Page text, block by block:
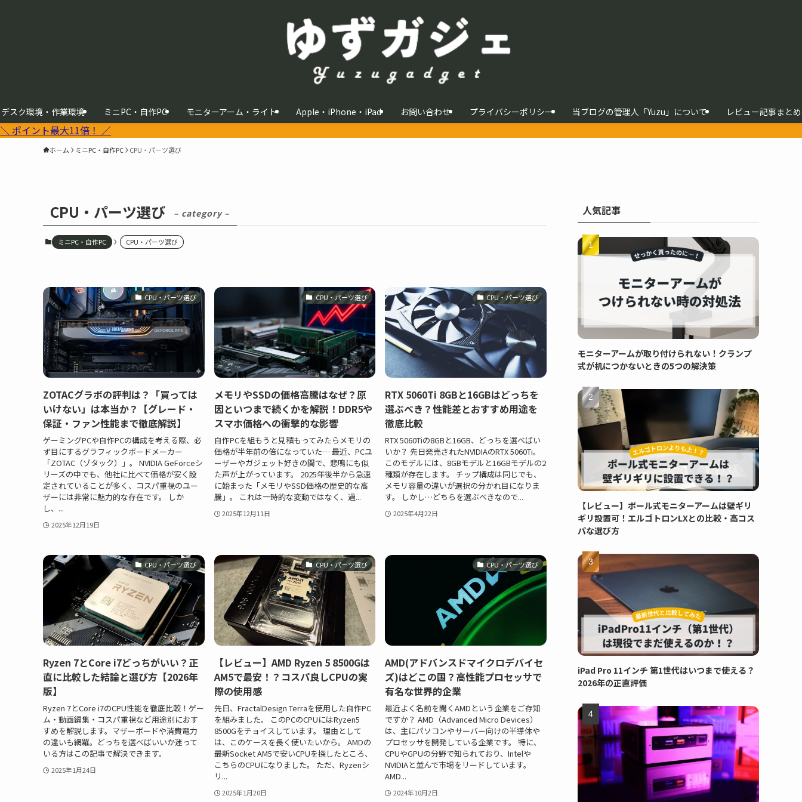
デスク環境・作業環境 ミニPC・自作PC モニターアーム・ライト Apple・iPhone・iPad お問い合わせ プライバシーポリシー 当ブログの管理人「Yuzu」について レビュー記事まとめ
＼ ポイント最大11倍！ ／
ホーム ミニPC・自作PC CPU・パーツ選び
CPU・パーツ選び – category –
ミニPC・自作PC CPU・パーツ選び
CPU・パーツ選び
ZOTACグラボの評判は？「買っては
いけない」は本当か？【グレード・
保証・ファン性能まで徹底解説】
ゲーミングPCや自作PCの構成を考える際、必
ず目にするグラフィックボードメーカー
「ZOTAC（ゾタック）」。 NVIDIA GeForceシ
リーズの中でも、他社に比べて価格が安く設
定されていることが多く、コスパ重視のユー
ザーには非常に魅力的な存在です。 しか
し、...
2025年12月19日
CPU・パーツ選び
メモリやSSDの価格高騰はなぜ？原
因といつまで続くかを解説！DDR5や
スマホ価格への衝撃的な影響
自作PCを組もうと見積もってみたらメモリの
価格が半年前の倍になっていた… 最近、PCユ
ーザーやガジェット好きの間で、悲鳴にも似
た声が上がっています。 2025年後半から急速
に始まった「メモリやSSD価格の歴史的な高
騰」。 これは一時的な変動ではなく、過...
2025年12月11日
CPU・パーツ選び
RTX 5060Ti 8GBと16GBはどっちを
選ぶべき？性能差とおすすめ用途を
徹底比較
RTX 5060Tiの8GBと16GB、どっちを選べばい
いか？ 先日発売されたNVIDIAのRTX 5060Ti。
このモデルには、8GBモデルと16GBモデルの2
種類が存在します。 チップ構成は同じでも、
メモリ容量の違いが選択の分かれ目になりま
す。 しかし…どちらを選ぶべきなので...
2025年4月22日
CPU・パーツ選び
Ryzen 7とCore i7どっちがいい？正
直に比較した結論と選び方【2026年
版】
Ryzen 7とCore i7のCPU性能を徹底比較！ゲー
ム・動画編集・コスパ重視など用途別におす
すめを解説します。マザーボードや消費電力
の違いも網羅。どっちを選べばいいか迷って
いる方はこの記事で解決できます。
2025年1月24日
CPU・パーツ選び
【レビュー】AMD Ryzen 5 8500Gは
AM5で最安！？コスパ良しCPUの実
際の使用感
先日、FractalDesign Terraを使用した自作PC
を組みました。 このPCのCPUにはRyzen5
8500Gをチョイスしています。 理由として
は、このケースを長く使いたいから。 AMDの
最新Socket AM5で安いCPUを探したところ、
こちらのCPUになりました。 ただ、Ryzenシ
リ...
2025年1月20日
CPU・パーツ選び
AMD(アドバンスドマイクロデバイセ
ズ)はどこの国？高性能プロセッサで
有名な世界的企業
最近よく名前を聞くAMDという企業をご存知
ですか？ AMD（Advanced Micro Devices）
は、主にパソコンやサーバー向けの半導体や
プロセッサを開発している企業です。 特に、
CPUやGPUの分野で知られており、Intelや
NVIDIAと並んで市場をリードしています。
AMD...
2024年10月2日
人気記事
モニターアームが取り付けられない！クランプ
式が机につかないときの5つの解決策
【レビュー】ポール式モニターアームは壁ギリ
ギリ設置可！エルゴトロンLXとの比較・高コス
パな選び方
iPad Pro 11インチ 第1世代はいつまで使える？
2026年の正直評価